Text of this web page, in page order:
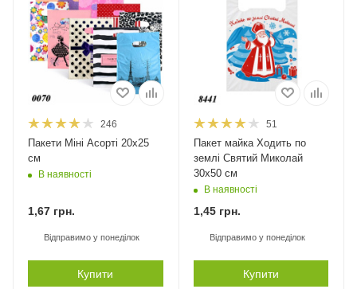
246
Пакети Міні Асорті 20х25
см
В наявності
1,67 грн.
Відправимо у понеділок
Купити
51
Пакет майка Ходить по
землі Святий Миколай
30х50 см
В наявності
1,45грн.
Відправимо у понеділок
Купити